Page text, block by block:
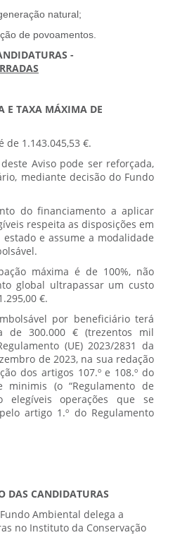
natural;
de povoamentos.
-
E TAXA MÁXIMA DE
de 1.143.045,53 €.
Aviso pode ser reforçada,
mediante decisão do Fundo
do financiamento a aplicar
respeita as disposições em
e assume a modalidade
máxima é de 100%, não
global ultrapassar um custo
€.
por beneficiário terá
de 300.000 € (trezentos mil
(UE) 2023/2831 da
de 2023, na sua redação
dos artigos 107.º e 108.º do
minimis (o “Regulamento de
elegíveis operações que se
artigo 1.º do Regulamento
DAS CANDIDATURAS
Ambiental delega a
no Instituto da Conservação